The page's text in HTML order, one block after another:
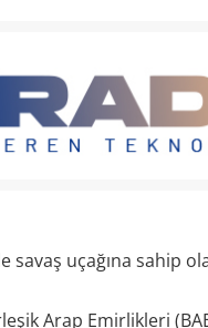
savaş uçağına sahip
Arap Emirlikleri